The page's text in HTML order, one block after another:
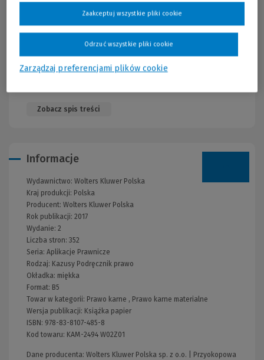
prokuratorskich, adwokackich i radcowskich. Będzie pomocna
również studentom w przygotowaniu się do egzaminu na
Zobacz spis treści
Informacje
Wydawnictwo: Wolters Kluwer Polska
Kraj produkcji: Polska
Producent: Wolters Kluwer Polska
Rok publikacji: 2017
Wydanie: 2
Liczba stron: 352
Seria: Aplikacje Prawnicze
Rodzaj: Kazusy Podręcznik prawo
Okładka: miękka
Format: B5
Towar w kategorii: Prawo karne , Prawo karne materialne
Wersja publikacji: Książka papier
ISBN: 978-83-8107-485-8
Kod towaru: KAM-2494 W02Z01
Dane producenta: Wolters Kluwer Polska sp. z o.o. | Przyokopowa
Zarządzaj preferencjami plików cookie
Odrzuć wszystkie pliki cookie
Zaakceptuj wszystkie pliki cookie